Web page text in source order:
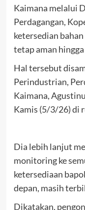
Kaimana melalui
Perdagangan,
ketersedian
tetap aman
Hal tersebut
Perindustrian,
Kaimana,
Kamis (5/3/26) di
Dia lebih lanjut
monitoring ke
ketersediaan
depan, masih
Dikatakan,